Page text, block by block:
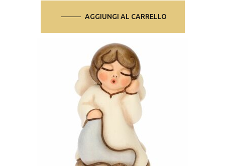
AGGIUNGI AL CARRELLO